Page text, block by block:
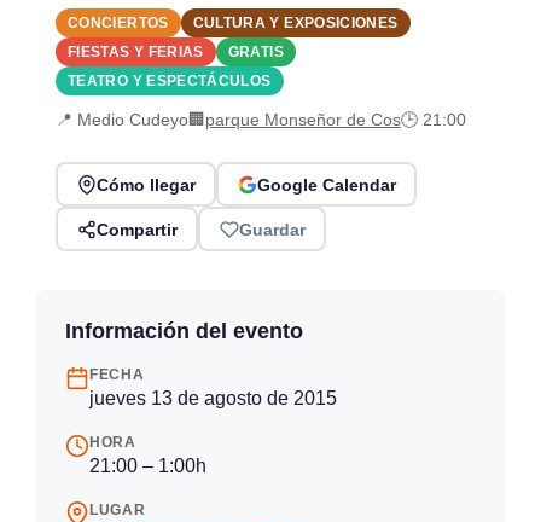
CONCIERTOS
CULTURA Y EXPOSICIONES
FIESTAS Y FERIAS
GRATIS
TEATRO Y ESPECTÁCULOS
📍 Medio Cudeyo🏢 parque Monseñor de Cos🕒 21:00
Cómo llegar Google Calendar
Compartir Guardar
Información del evento
FECHA
jueves 13 de agosto de 2015
HORA
21:00 – 1:00h
LUGAR